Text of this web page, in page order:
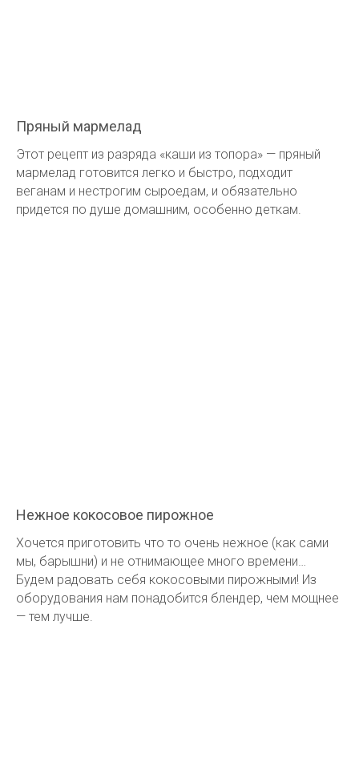
Пряный мармелад
Этот рецепт из разряда «каши из топора» — пряный
мармелад готовится легко и быстро, подходит
веганам и нестрогим сыроедам, и обязательно
придется по душе домашним, особенно деткам.
Нежное кокосовое пирожное
Хочется приготовить что то очень нежное (как сами
мы, барышни) и не отнимающее много времени…
Будем радовать себя кокосовыми пирожными! Из
оборудования нам понадобится блендер, чем мощнее
— тем лучше.